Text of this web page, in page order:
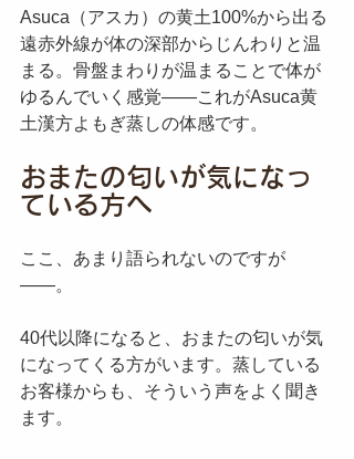
Asuca（アスカ）の黄土100%から出る
遠赤外線が体の深部からじんわりと温
まる。骨盤まわりが温まることで体が
ゆるんでいく感覚——これがAsuca黄
土漢方よもぎ蒸しの体感です。
おまたの匂いが気になっ
ている方へ
ここ、あまり語られないのですが
——。
40代以降になると、おまたの匂いが気
になってくる方がいます。蒸している
お客様からも、そういう声をよく聞き
ます。